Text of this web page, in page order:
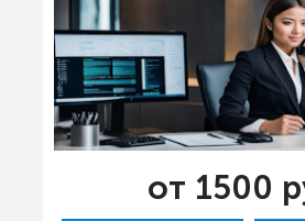
от 1500